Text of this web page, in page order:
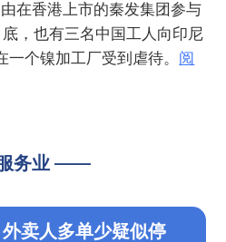
在香港上市的秦发集团参与
，也有三名中国工人向印尼
一个镍加工厂受到虐待。 阅
务业 ——
卖人多单少疑似停